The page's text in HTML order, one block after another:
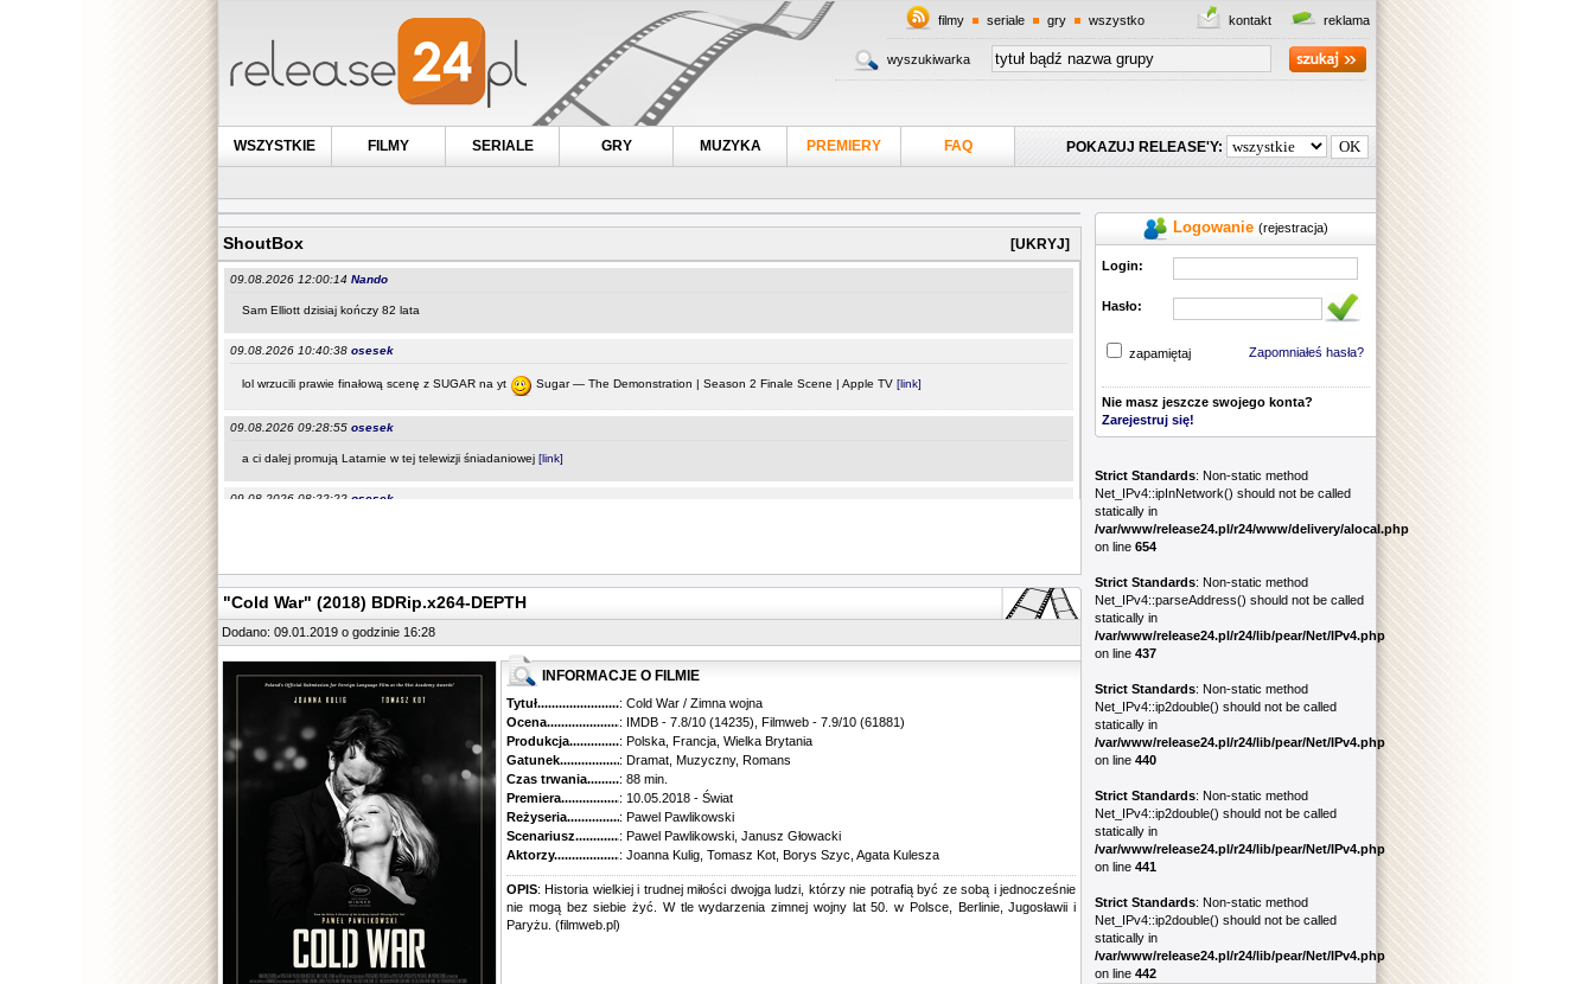
reklama
kontakt
filmy seriale gry wszystko
wyszukiwarka
POKAZUJ RELEASE'Y:
WSZYSTKIE FILMY SERIALE GRY MUZYKA PREMIERY FAQ
Logowanie (rejestracja)
Login:
Hasło:
Zapomniałeś hasła?
zapamiętaj
Nie masz jeszcze swojego konta?
Zarejestruj się!
Strict Standards: Non-static method
Net_IPv4::ipInNetwork() should not be called
statically in
/var/www/release24.pl/r24/www/delivery/alocal.php
on line 654
Strict Standards: Non-static method
Net_IPv4::parseAddress() should not be called
statically in
/var/www/release24.pl/r24/lib/pear/Net/IPv4.php
on line 437
Strict Standards: Non-static method
Net_IPv4::ip2double() should not be called
statically in
/var/www/release24.pl/r24/lib/pear/Net/IPv4.php
on line 440
Strict Standards: Non-static method
Net_IPv4::ip2double() should not be called
statically in
/var/www/release24.pl/r24/lib/pear/Net/IPv4.php
on line 441
Strict Standards: Non-static method
Net_IPv4::ip2double() should not be called
statically in
/var/www/release24.pl/r24/lib/pear/Net/IPv4.php
on line 442
[UKRYJ]
ShoutBox
"Cold War" (2018) BDRip.x264-DEPTH
Dodano: 09.01.2019 o godzinie 16:28
INFORMACJE O FILMIE
Tytuł............................................: Cold War / Zimna wojna
Ocena.............................................: IMDB - 7.8/10 (14235), Filmweb - 7.9/10 (61881)
Produkcja.........................................: Polska, Francja, Wielka Brytania
Gatunek...........................................
: Dramat, Muzyczny, Romans
Czas trwania......................................
: 88 min.
Premiera..........................................
: 10.05.2018 - Świat
Reżyseria........................................
: Pawel Pawlikowski
Scenariusz........................................: Pawel Pawlikowski, Janusz Głowacki
Aktorzy...........................................: Joanna Kulig, Tomasz Kot, Borys Szyc, Agata Kulesza
OPIS: Historia wielkiej i trudnej miłości dwojga ludzi, którzy nie potrafią być ze sobą i jednocześnie
nie mogą bez siebie żyć. W tle wydarzenia zimnej wojny lat 50. w Polsce, Berlinie, Jugosławii i
Paryżu. (filmweb.pl)